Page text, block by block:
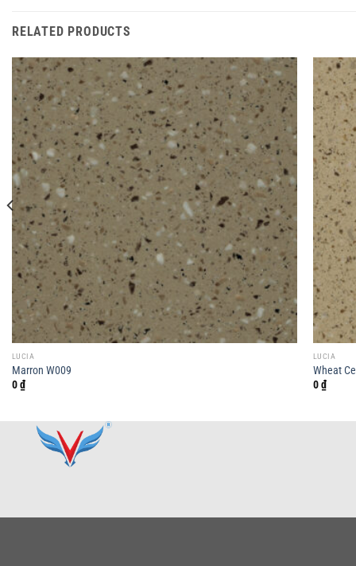
RELATED PRODUCTS
LUCIA
Marron W009
0₫
LUCIA
Wheat
0₫